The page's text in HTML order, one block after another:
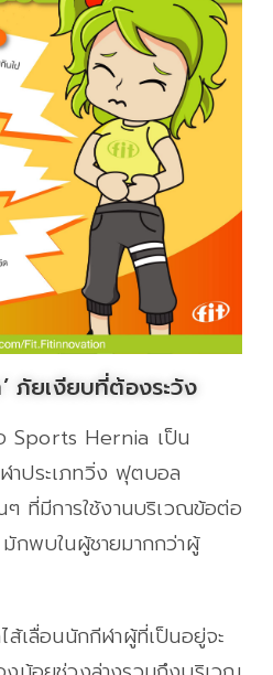
ภัยเงียบที่ต้องระวัง
Sports Hernia เป็น
ประเภทวิ่ง ฟุตบอล
ที่มีการใช้งานบริเวณข้อต่อ
กพบในผู้ชายมากกว่าผู้
เลื่อนนักกีฬาผู้ที่เป็นอยู่จะ